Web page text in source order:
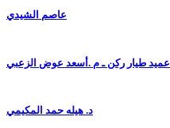
عاصم الشيدي
عميد طيار ركن ـ م .أسعد عوض الزعبي
د. هيله حمد المكيمي